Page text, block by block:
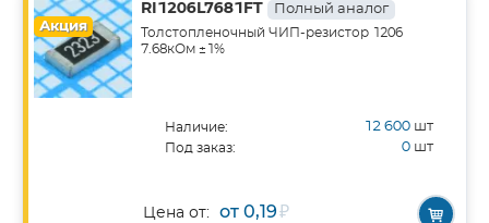
Акция
RI1206L7681FT Полный аналог
Толстопленочный ЧИП-резистор 1206
7.68кОм ±1%
Наличие: 12 600 шт
Под заказ: 0 шт
Цена от: от 0,19₽